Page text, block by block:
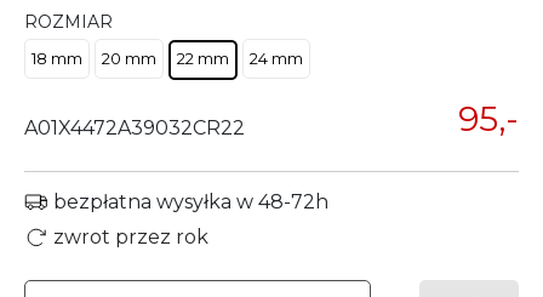
ROZMIAR
18 mm 20 mm 22 mm 24 mm
A01X4472A39032CR22 95,-
bezpłatna wysyłka w 48-72h
zwrot przez rok